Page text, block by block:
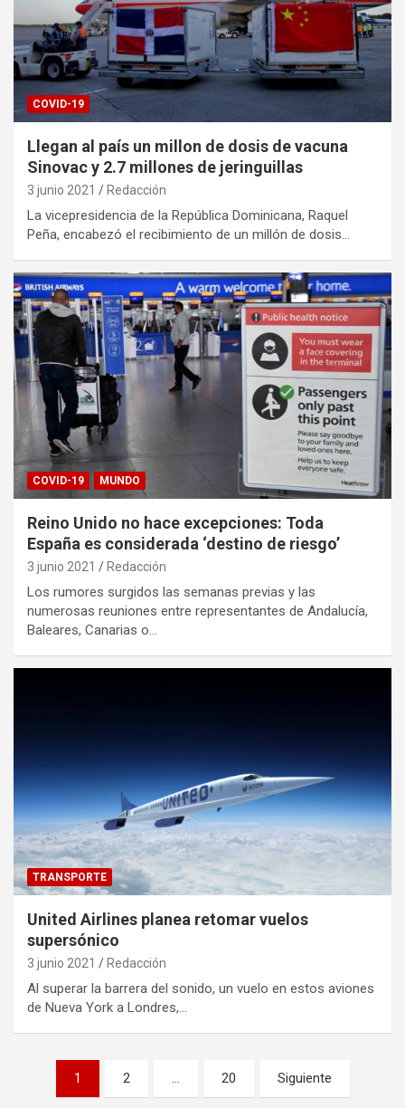
COVID-19
Llegan al país un millon de dosis de vacuna
Sinovac y 2.7 millones de jeringuillas
3 junio 2021 Redacción
La vicepresidencia de la República Dominicana, Raquel
Peña, encabezó el recibimiento de un millón de dosis…
COVID-19 MUNDO
Reino Unido no hace excepciones: Toda
España es considerada ‘destino de riesgo’
3 junio 2021 Redacción
Los rumores surgidos las semanas previas y las
numerosas reuniones entre representantes de Andalucía,
Baleares, Canarias o…
TRANSPORTE
United Airlines planea retomar vuelos
supersónico
3 junio 2021 Redacción
Al superar la barrera del sonido, un vuelo en estos aviones
de Nueva York a Londres,…
Paginación
1 2 … 20 Siguiente